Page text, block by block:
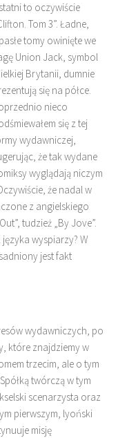
to oczywiście
Tom 3”. Ładne,
tomy owinięte we
Union Jack, symbol
Brytanii, dumnie
się na półce.
nieco
się z tej
wydawniczej,
że tak wydane
wyglądają niczym
że nadal w
z angielskiego
tudzież „By Jove”.
wyspiarzy? W
jest fakt
wydawniczych, po
które znajdziemy w
trzecim, ale o tym
twórczą w tym
scenarzysta oraz
pierwszym, lyoński
misję